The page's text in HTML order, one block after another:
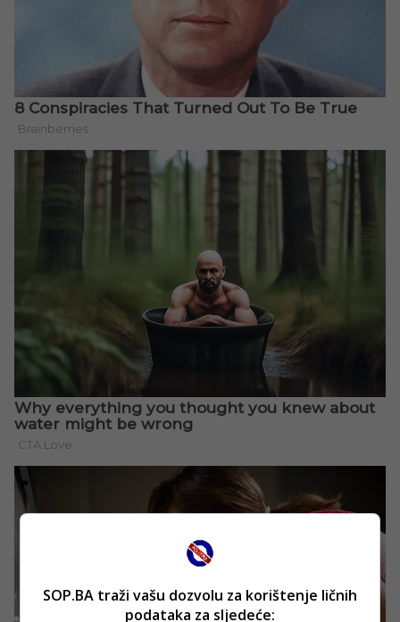
SOP.BA traži vašu dozvolu za korištenje ličnih
podataka za sljedeće: